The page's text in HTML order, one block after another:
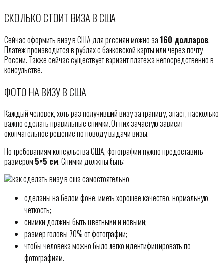
СКОЛЬКО СТОИТ ВИЗА В США
Сейчас оформить визу в США для россиян можно за 160 долларов.
Платеж производится в рублях с банковской карты или через почту
России. Также сейчас существует вариант платежа непосредственно в
консульстве.
ФОТО НА ВИЗУ В США
Каждый человек, хоть раз получивший визу за границу, знает, насколько
важно сделать правильные снимки. От них зачастую зависит
окончательное решение по поводу выдачи визы.
По требованиям консульства США, фотографии нужно предоставить
размером 5×5 см. Снимки должны быть:
сделаны на белом фоне, иметь хорошее качество, нормальную
четкость;
снимки должны быть цветными и новыми;
размер головы 70% от фотографии;
чтобы человека можно было легко идентифицировать по
фотографиям.